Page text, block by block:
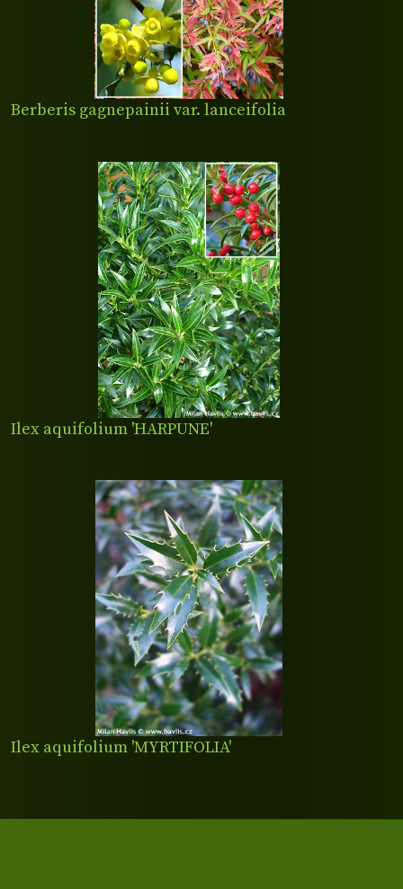
Berberis gagnepainii var. lanceifolia
Ilex aquifolium 'HARPUNE'
Ilex aquifolium 'MYRTIFOLIA'